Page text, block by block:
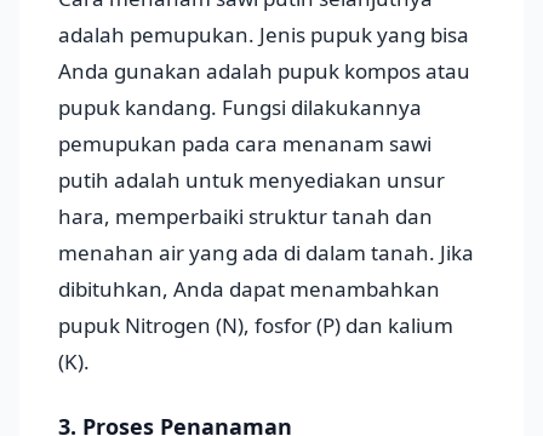
adalah pemupukan. Jenis pupuk yang bisa
Anda gunakan adalah pupuk kompos atau
pupuk kandang. Fungsi dilakukannya
pemupukan pada cara menanam sawi
putih adalah untuk menyediakan unsur
hara, memperbaiki struktur tanah dan
menahan air yang ada di dalam tanah. Jika
dibituhkan, Anda dapat menambahkan
pupuk Nitrogen (N), fosfor (P) dan kalium
(K).
3. Proses Penanaman